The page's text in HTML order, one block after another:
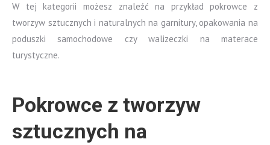
W tej kategorii możesz znaleźć na przykład pokrowce z
tworzyw sztucznych i naturalnych na garnitury, opakowania na
poduszki samochodowe czy walizeczki na materace
turystyczne.
Pokrowce z tworzyw
sztucznych na